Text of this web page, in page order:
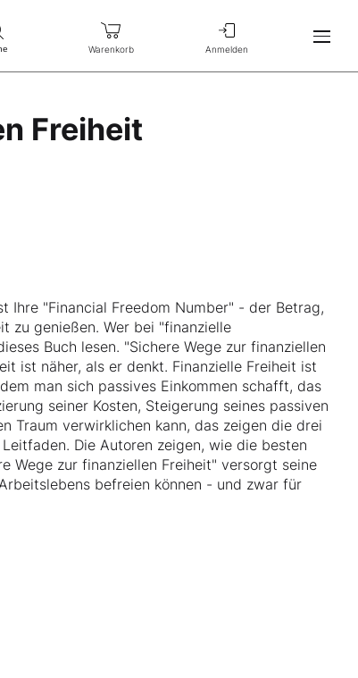
Warenkorb Anmelden
Freiheit
Ihre "Financial Freedom Number" - der Betrag,
zu genießen. Wer bei "finanzielle
Buch lesen. "Sichere Wege zur finanziellen
ist näher, als er denkt. Finanzielle Freiheit ist
man sich passives Einkommen schafft, das
seiner Kosten, Steigerung seines passiven
Traum verwirklichen kann, das zeigen die drei
Die Autoren zeigen, wie die besten
Wege zur finanziellen Freiheit" versorgt seine
befreien können - und zwar für